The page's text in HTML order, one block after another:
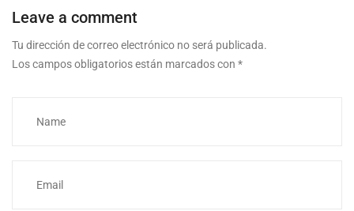
Leave a comment
Tu dirección de correo electrónico no será publicada.
Los campos obligatorios están marcados con *